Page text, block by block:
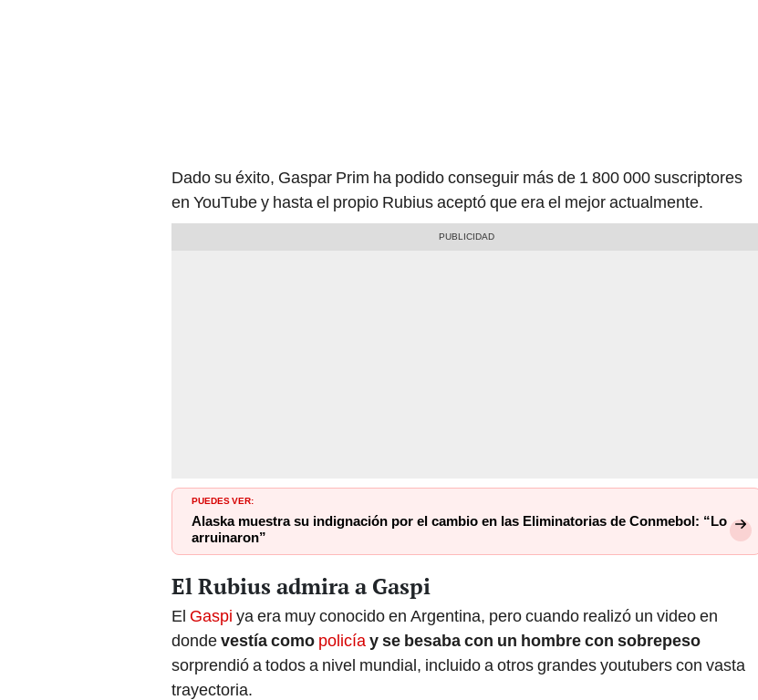
Dado su éxito, Gaspar Prim ha podido conseguir más de 1 800 000 suscriptores
en YouTube y hasta el propio Rubius aceptó que era el mejor actualmente.
PUEDES VER:
Alaska muestra su indignación por el cambio en las Eliminatorias de Conmebol: “Lo
arruinaron”
El Rubius admira a Gaspi
El Gaspi ya era muy conocido en Argentina, pero cuando realizó un video en
dondevestía como policíay se besaba con un hombre con sobrepeso
sorprendió a todos a nivel mundial, incluido a otros grandes youtubers con vasta
trayectoria.